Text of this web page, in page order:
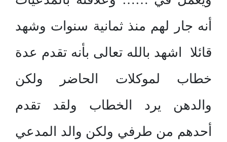
أنه جار لهم منذ ثمانية سنوات وشهد
قائلا اشهد بالله تعالى بأنه تقدم عدة
خطاب لموكلات الحاضر ولكن
والدهن يرد الخطاب ولقد تقدم
أحدهم من طرفي ولكن والد المدعي